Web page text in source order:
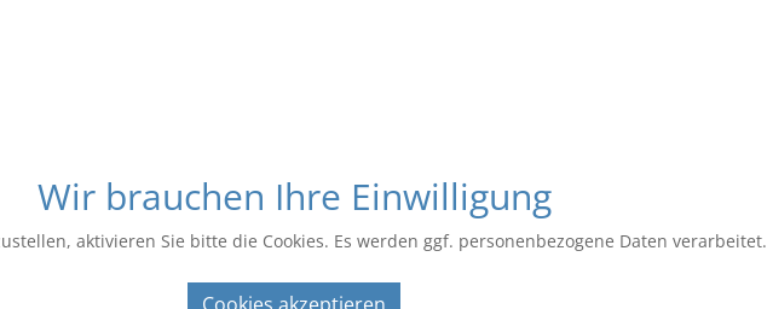
Wir brauchen Ihre Einwilligung
aktivieren Sie bitte die Cookies. Es werden ggf. personenbezogene Daten verarbeitet.